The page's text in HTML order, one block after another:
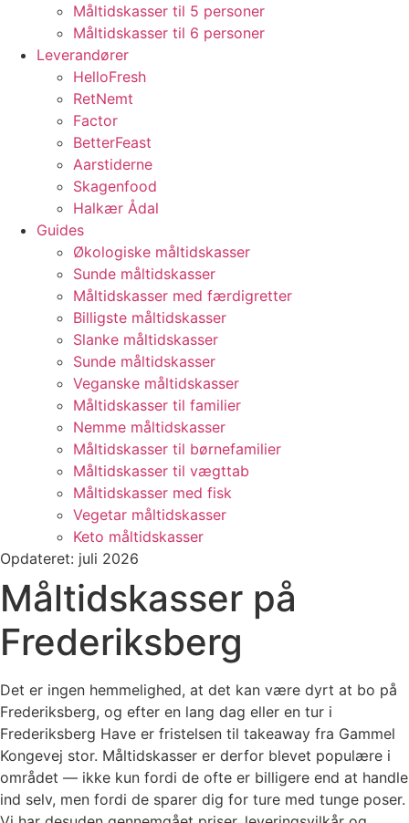
Måltidskasser til 5 personer
Måltidskasser til 6 personer
Leverandører
HelloFresh
RetNemt
Factor
BetterFeast
Aarstiderne
Skagenfood
Halkær Ådal
Guides
Økologiske måltidskasser
Sunde måltidskasser
Måltidskasser med færdigretter
Billigste måltidskasser
Slanke måltidskasser
Sunde måltidskasser
Veganske måltidskasser
Måltidskasser til familier
Nemme måltidskasser
Måltidskasser til børnefamilier
Måltidskasser til vægttab
Måltidskasser med fisk
Vegetar måltidskasser
Keto måltidskasser
Opdateret: juli 2026
Måltidskasser på
Frederiksberg
Det er ingen hemmelighed, at det kan være dyrt at bo på
Frederiksberg, og efter en lang dag eller en tur i
Frederiksberg Have er fristelsen til takeaway fra Gammel
Kongevej stor. Måltidskasser er derfor blevet populære i
området — ikke kun fordi de ofte er billigere end at handle
ind selv, men fordi de sparer dig for ture med tunge poser.